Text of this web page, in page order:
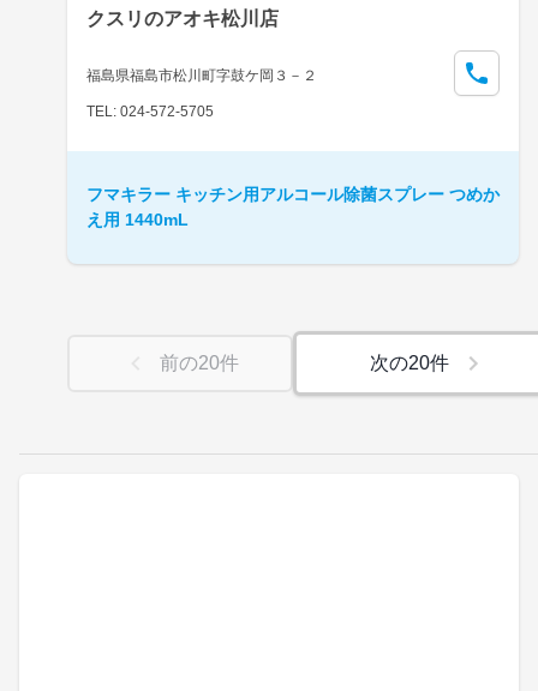
クスリのアオキ松川店
福島県福島市松川町字鼓ケ岡３－２
TEL: 024-572-5705
フマキラー キッチン用アルコール除菌スプレー つめか
え用 1440mL
前の20件 次の20件